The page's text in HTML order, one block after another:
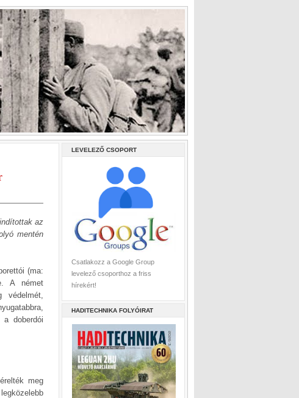
az
mentén
(ma:
A német
védelmét,
doberdói
meg
LEVELEZŐ CSOPORT
Csatlakozz a Google Group
levelező csoporthoz a friss
hírekért!
HADITECHNIKA FOLYÓIRAT